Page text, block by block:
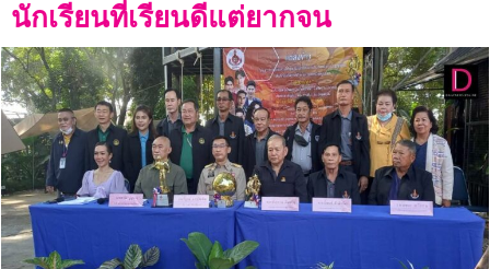
นักเรียนที่เรียนดีแต่ยากจน